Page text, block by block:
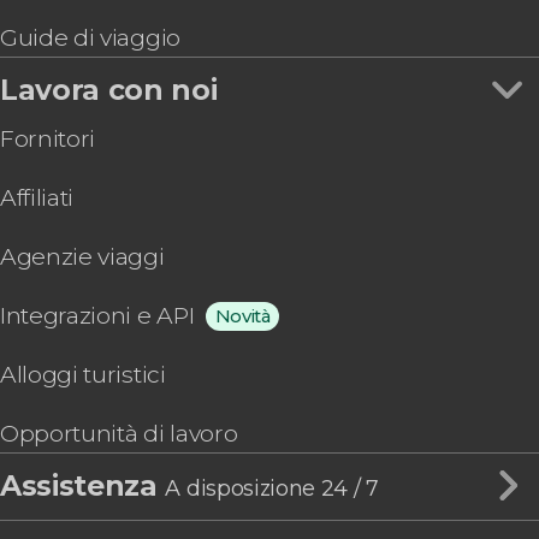
Guide di viaggio
Lavora con noi
Fornitori
Affiliati
Agenzie viaggi
Integrazioni e API Novità
Alloggi turistici
Opportunità di lavoro
AssistenzaA disposizione 24 / 7